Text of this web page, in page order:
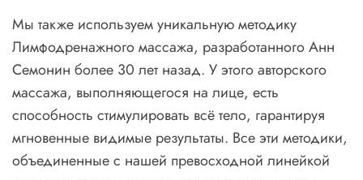
Мы также используем уникальную методику
Лимфодренажного массажа, разработанного Анн
Семонин более 30 лет назад. У этого авторского
массажа, выполняющегося на лице, есть
способность стимулировать всё тело, гарантируя
мгновенные видимые результаты. Все эти методики,
объединенные с нашей превосходной линейкой